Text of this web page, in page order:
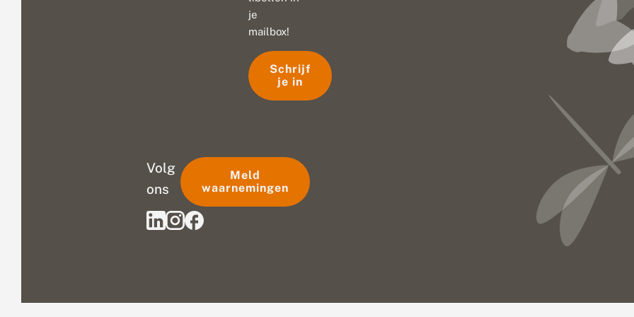
je
mailbox!
Schrijf
je in
Volg
ons
Meld
waarnemingen